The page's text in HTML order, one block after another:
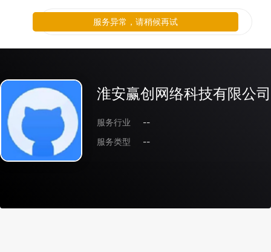
淮安赢创网络科技有限公司
服务行业
--
服务类型
--
服务异常，请稍候再试